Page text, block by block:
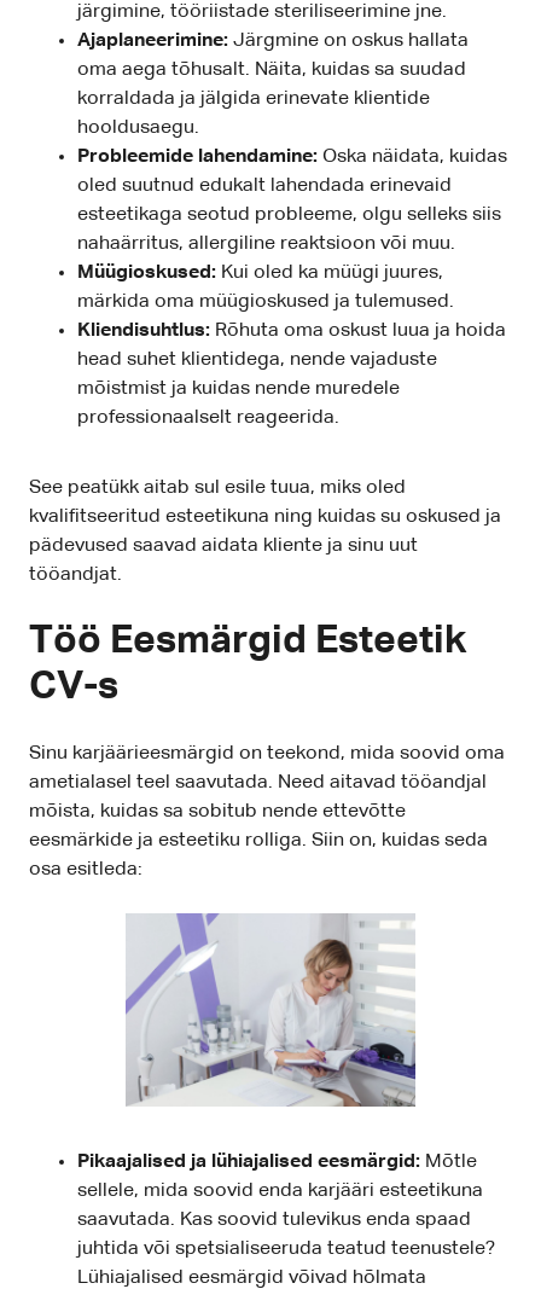
järgimine, tööriistade steriliseerimine jne.
Ajaplaneerimine: Järgmine on oskus hallata
oma aega tõhusalt. Näita, kuidas sa suudad
korraldada ja jälgida erinevate klientide
hooldusaegu.
Probleemide lahendamine: Oska näidata, kuidas
oled suutnud edukalt lahendada erinevaid
esteetikaga seotud probleeme, olgu selleks siis
nahaärritus, allergiline reaktsioon või muu.
Müügioskused: Kui oled ka müügi juures,
märkida oma müügioskused ja tulemused.
Kliendisuhtlus: Rõhuta oma oskust luua ja hoida
head suhet klientidega, nende vajaduste
mõistmist ja kuidas nende muredele
professionaalselt reageerida.
See peatükk aitab sul esile tuua, miks oled
kvalifitseeritud esteetikuna ning kuidas su oskused ja
pädevused saavad aidata kliente ja sinu uut
tööandjat.
Töö Eesmärgid Esteetik
CV-s
Sinu karjäärieesmärgid on teekond, mida soovid oma
ametialasel teel saavutada. Need aitavad tööandjal
mõista, kuidas sa sobitub nende ettevõtte
eesmärkide ja esteetiku rolliga. Siin on, kuidas seda
osa esitleda:
Pikaajalised ja lühiajalised eesmärgid: Mõtle
sellele, mida soovid enda karjääri esteetikuna
saavutada. Kas soovid tulevikus enda spaad
juhtida või spetsialiseeruda teatud teenustele?
Lühiajalised eesmärgid võivad hõlmata